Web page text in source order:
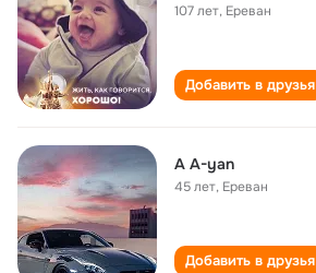
107 лет, Ереван
Добавить в друзья
A A-yan
45 лет, Ереван
Добавить в друзья